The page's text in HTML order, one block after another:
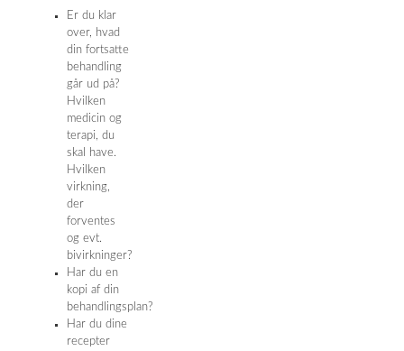
Er du klar
over, hvad
din fortsatte
behandling
går ud på?
Hvilken
medicin og
terapi, du
skal have.
Hvilken
virkning,
der
forventes
og evt.
bivirkninger?
Har du en
kopi af din
behandlingsplan?
Har du dine
recepter